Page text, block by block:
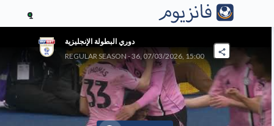
1
دوري البطولة الإنجليزية
REGULAR SEASON - 36, 07/03/2026, 15:00